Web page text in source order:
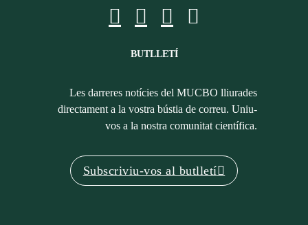
BUTLLETÍ
Les darreres notícies del MUCBO lliurades
directament a la vostra bústia de correu. Uniu-
vos a la nostra comunitat científica.
Subscriviu-vos al butlletí